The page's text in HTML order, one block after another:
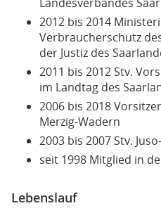
2012 bis 2014
Verbraucherschutz
der Justiz des
2011 bis 2012 Stv.
im Landtag des
2006 bis 2018
Merzig-Wadern
2003 bis 2007 Stv.
seit 1998 Mitglied in
Lebenslauf